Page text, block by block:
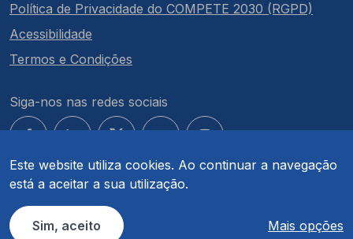
Este website utiliza cookies. Ao continuar a navegação
está a aceitar a sua utilização.
Sim, aceito Mais opções
Política de Privacidade do COMPETE 2030 (RGPD)
Acessibilidade
Termos e Condições
Siga-nos nas redes sociais
© COMPETE 2030. Todos os direitos reservados.